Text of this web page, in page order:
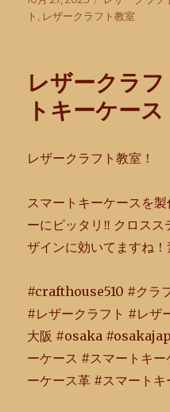
稿
テ
ト
レザークラフト教室
レザークラ
トキーケース
レザークラフト教室！
スマートキーケースを
ーにピッタリ‼︎ クロスス
ザインに効いてますね！
#crafthouse510 #クラ
#レザークラフト #レザ
大阪 #osaka
ーケース #スマートキ
ーケース革 #スマート